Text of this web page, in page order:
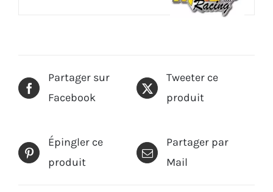
Partager sur
Facebook
Tweeter ce
produit
Épingler ce
produit
Partager par
Mail